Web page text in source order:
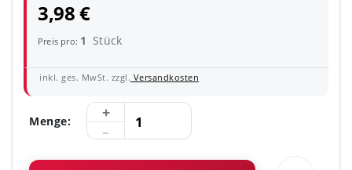
3,98 €
Preis pro: 1 Stück
inkl. ges. MwSt. zzgl. Versandkosten
Menge: